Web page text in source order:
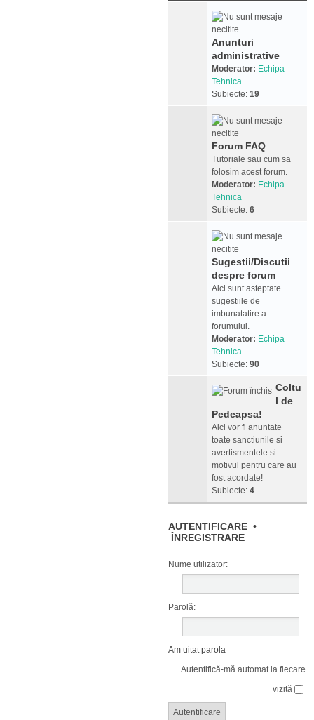
Anunturi
administrative
Moderator: Echipa
Tehnica
Subiecte: 19
Forum FAQ
Tutoriale sau cum sa
folosim acest forum.
Moderator: Echipa
Tehnica
Subiecte: 6
Sugestii/Discutii
despre forum
Aici sunt asteptate
sugestiile de
imbunatatire a
forumului.
Moderator: Echipa
Tehnica
Subiecte: 90
Coltu
l de
Pedeapsa!
Aici vor fi anuntate
toate sanctiunile si
avertismentele si
motivul pentru care au
fost acordate!
Subiecte: 4
AUTENTIFICARE •
ÎNREGISTRARE
Nume utilizator:
Parolă:
Am uitat parola
Autentifică-mă automat la fiecare
vizită